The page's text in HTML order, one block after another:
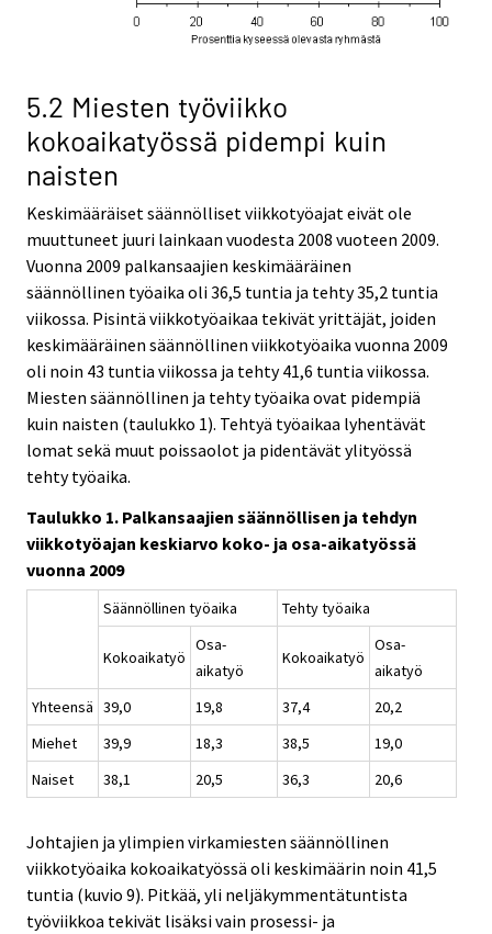
5.2 Miesten työviikko
kokoaikatyössä pidempi kuin
naisten
Keskimääräiset säännölliset viikkotyöajat eivät ole
muuttuneet juuri lainkaan vuodesta 2008 vuoteen 2009.
Vuonna 2009 palkansaajien keskimääräinen
säännöllinen työaika oli 36,5 tuntia ja tehty 35,2 tuntia
viikossa. Pisintä viikkotyöaikaa tekivät yrittäjät, joiden
keskimääräinen säännöllinen viikkotyöaika vuonna 2009
oli noin 43 tuntia viikossa ja tehty 41,6 tuntia viikossa.
Miesten säännöllinen ja tehty työaika ovat pidempiä
kuin naisten (taulukko 1). Tehtyä työaikaa lyhentävät
lomat sekä muut poissaolot ja pidentävät ylityössä
tehty työaika.
Taulukko 1. Palkansaajien säännöllisen ja tehdyn
viikkotyöajan keskiarvo koko- ja osa-aikatyössä
vuonna 2009
Säännöllinen työaika Tehty työaika
Kokoaikatyö
Osa-
aikatyö
Kokoaikatyö
Osa-
aikatyö
Yhteensä 39,0 19,8 37,4
20,2
Miehet
39,9 18,3 38,5
19,0
Naiset
38,1 20,5 36,3 20,6
Johtajien ja ylimpien virkamiesten säännöllinen
viikkotyöaika kokoaikatyössä oli keskimäärin noin 41,5
tuntia (kuvio 9). Pitkää, yli neljäkymmentätuntista
työviikkoa tekivät lisäksi vain prosessi- ja